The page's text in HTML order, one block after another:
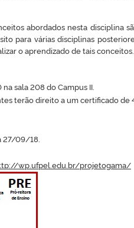
abordados nesta disciplina
para várias disciplinas
o aprendizado de tais conceitos.
sala 208 do Campus II.
terão direito a um certificado de
27/09/18.
wp.ufpel.edu.br/projetogama/